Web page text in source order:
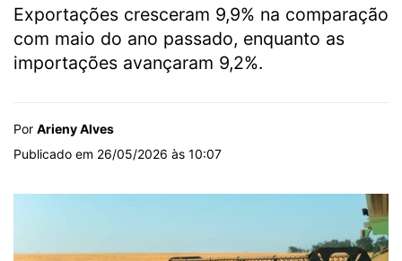
Exportações cresceram 9,9% na comparação
com maio do ano passado, enquanto as
importações avançaram 9,2%.
Por Arieny Alves
Publicado em 26/05/2026 às 10:07